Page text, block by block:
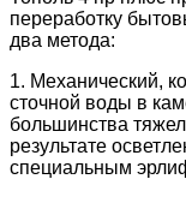
переработку
два метода:
1. Механический,
сточной воды в
большинства
результате
специальным